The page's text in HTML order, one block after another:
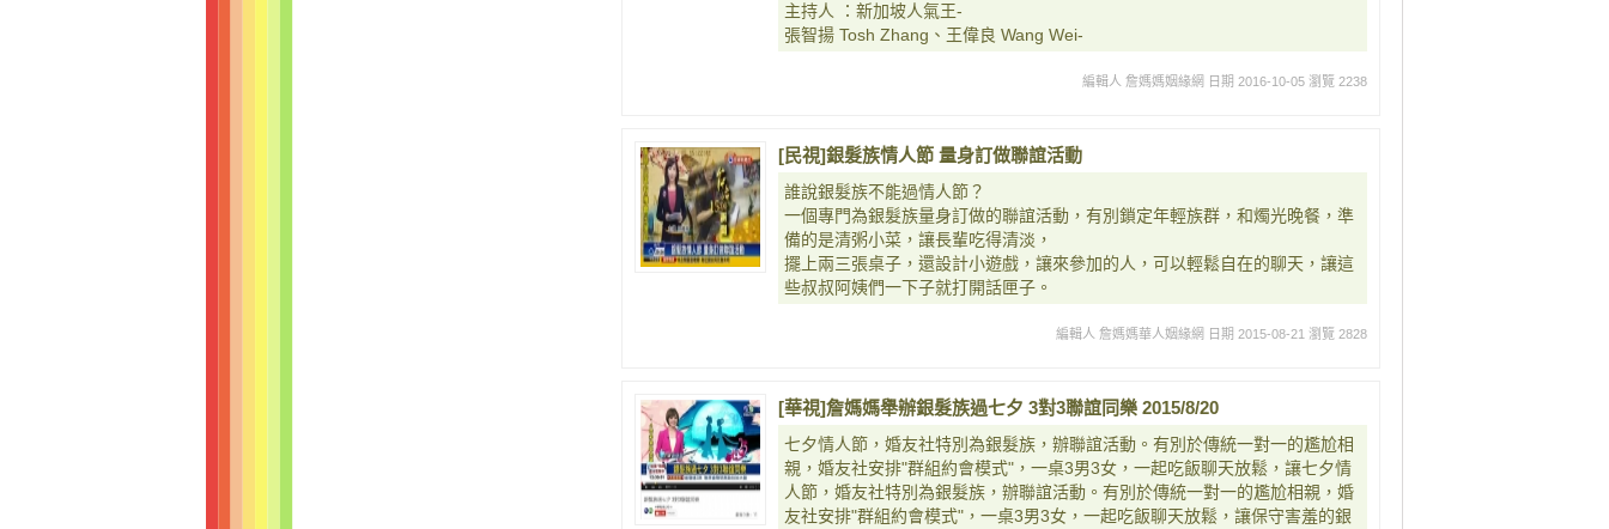
主持人 ：新加坡人氣王-
張智揚 Tosh Zhang、王偉良 Wang Wei-
編輯人 詹媽媽姻緣網 日期 2016-10-05 瀏覽 2238
[民視]銀髮族情人節 量身訂做聯誼活動
誰說銀髮族不能過情人節？
一個專門為銀髮族量身訂做的聯誼活動，有別鎖定年輕族群，和燭光晚餐，準
備的是清粥小菜，讓長輩吃得清淡，
擺上兩三張桌子，還設計小遊戲，讓來參加的人，可以輕鬆自在的聊天，讓這
些叔叔阿姨們一下子就打開話匣子。
編輯人 詹媽媽華人姻緣網 日期 2015-08-21 瀏覽 2828
[華視]詹媽媽舉辦銀髮族過七夕 3對3聯誼同樂 2015/8/20
七夕情人節，婚友社特別為銀髮族，辦聯誼活動。有別於傳統一對一的尷尬相
親，婚友社安­排"群組約會模式"，一桌3男3女，一起吃飯聊天放鬆，讓七夕情
人節，婚友社特別為銀髮族，辦聯誼活動。有別於傳統一對一的尷尬相親，婚
友社安­排"群組約會模式"，一桌3男3女，一起吃飯聊天放鬆，讓保守害­羞的銀